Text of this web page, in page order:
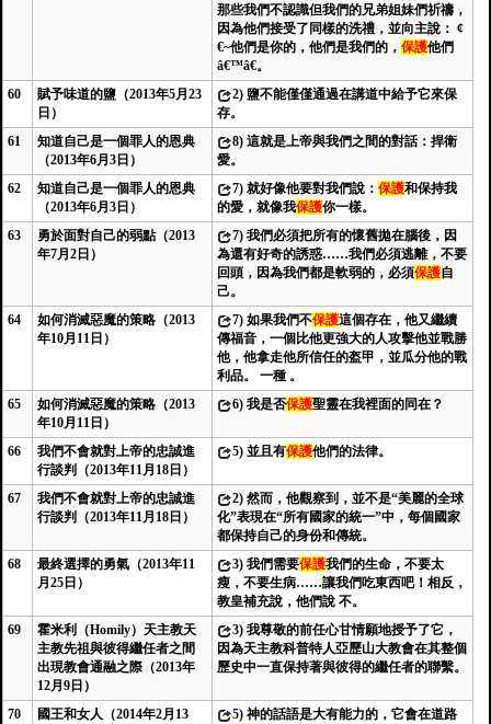
那些我們不認識但我們的兄弟姐妹們祈禱，
因為他們接受了同樣的洗禮，並向主說： ¢
€~他們是你的，他們是我們的， 保護他們
â€™â€。
60
賦予味道的鹽（2013年5月23
日）
2) 鹽不能僅僅通過在講道中給予它來保
存。
61
知道自己是一個罪人的恩典
（2013年6月3日）
8) 這就是上帝與我們之間的對話：捍衛
愛。
62
知道自己是一個罪人的恩典
（2013年6月3日）
7) 就好像他要對我們說： 保護和保持我
的愛，就像我保護你一樣。
63
勇於面對自己的弱點（2013
年7月2日）
7) 我們必須把所有的懷舊拋在腦後，因
為還有好奇的誘惑……我們必須逃離，不要
回頭，因為我們都是軟弱的，必須保護自
己。
64
如何消滅惡魔的策略（2013
年10月11日）
7) 如果我們不保護這個存在，他又繼續
傳福音，一個比他更強大的人攻擊他並戰勝
他，他拿走他所信任的盔甲，並瓜分他的戰
利品。 一種 。
65
如何消滅惡魔的策略（2013
年10月11日）
6) 我是否保護聖靈在我裡面的同在？
66
我們不會就對上帝的忠誠進
行談判（2013年11月18日）
5) 並且有保護他們的法律。
67
我們不會就對上帝的忠誠進
行談判（2013年11月18日）
2) 然而，他觀察到，並不是“美麗的全球
化”表現在“所有國家的統一”中，每個國家
都保持自己的身份和傳統。
68
最終選擇的勇氣（2013年11
月25日）
3) 我們需要保護我們的生命，不要太
瘦，不要生病……讓我們吃東西吧！相反，
教皇補充說，他們說 不。
69
霍米利（Homily）天主教天
主教先祖與彼得繼任者之間
出現教會通融之際（2013年
12月9日）
3) 我尊敬的前任心甘情願地授予了它，
因為天主教科普特人亞歷山大教會在其整個
歷史中一直保持著與彼得的繼任者的聯繫。
70
國王和女人（2014年2月13
5) 神的話語是大有能力的，它會在道路